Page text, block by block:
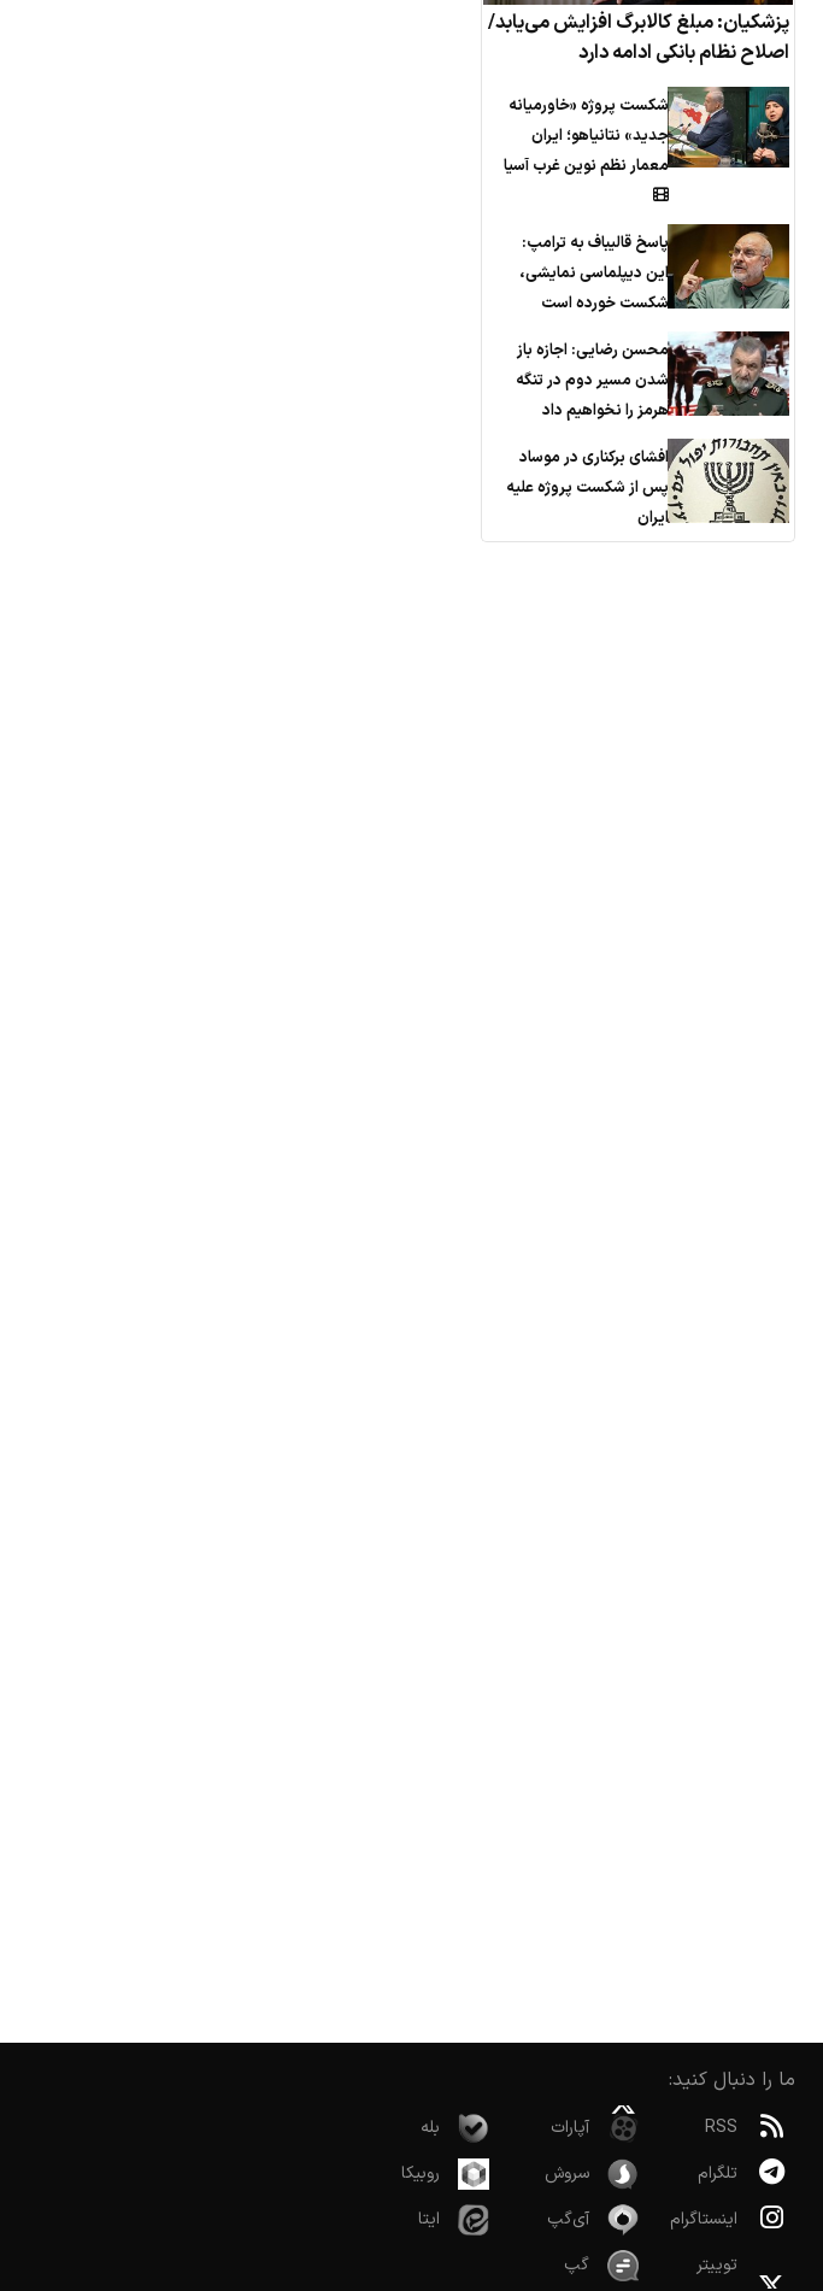
پزشکیان: مبلغ کالابرگ افزایش می‌یابد/
اصلاح نظام بانکی ادامه دارد
شکست پروژه «خاورمیانه
جدید» نتانیاهو؛ ایران
معمار نظم نوین غرب آسیا
پاسخ قالیباف به ترامپ:
این دیپلماسی نمایشی،
شکست خورده است
محسن رضایی: اجازه باز
شدن مسیر دوم در تنگه
هرمز را نخواهیم داد
افشای برکناری در موساد
پس از شکست پروژه علیه
ایران
ما را دنبال کنید:
RSS
تلگرام
اینستاگرام
توییتر
آپارات
سروش
آی‌گپ
گپ
بله
روبیکا
ایتا